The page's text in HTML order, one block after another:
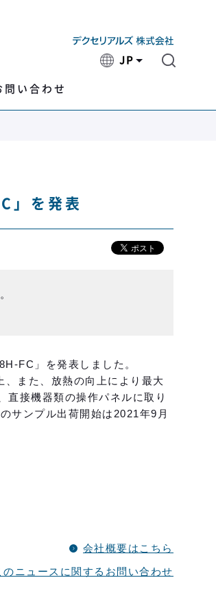
JP
問い合わせ
」を発表
FC」を発表しました。
また、放熱の向上により最大
直接機器類の操作パネルに取り
サンプル出荷開始は2021年9月
会社概要はこちら
のニュースに関するお問い合わせ